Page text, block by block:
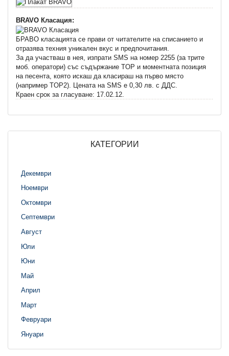
BRAVO Класация:
БРАВО класацията се прави от читателите на списанието и
отразява техния уникален вкус и предпочитания.
За да участваш в нея, изпрати SMS на номер 2255 (за трите
моб. оператори) със съдържание TOP и моментната позиция
на песента, която искаш да класираш на първо място
(например TOP2). Цената на SMS e 0,30 лв. с ДДС.
Краен срок за гласуване: 17.02.12.
КАТЕГОРИИ
Декември
Ноември
Октомври
Септември
Август
Юли
Юни
Май
Април
Март
Февруари
Януари